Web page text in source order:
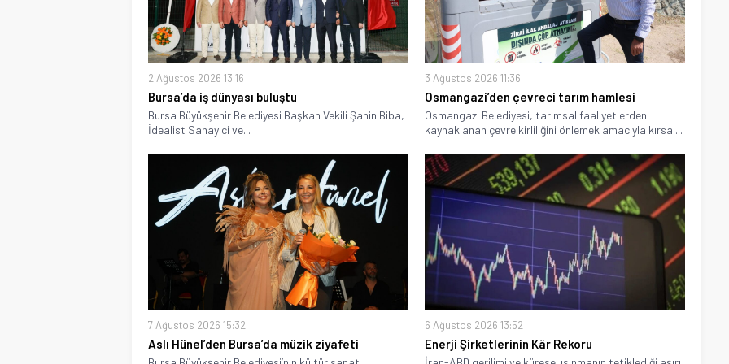
2 Ağustos 2026 13:16
Bursa’da iş dünyası buluştu
Bursa Büyükşehir Belediyesi Başkan Vekili Şahin Biba,
İdealist Sanayici ve...
3 Ağustos 2026 11:36
Osmangazi’den çevreci tarım hamlesi
Osmangazi Belediyesi, tarımsal faaliyetlerden
kaynaklanan çevre kirliliğini önlemek amacıyla kırsal...
7 Ağustos 2026 15:32
Aslı Hünel’den Bursa’da müzik ziyafeti
6 Ağustos 2026 13:52
Enerji Şirketlerinin Kâr Rekoru